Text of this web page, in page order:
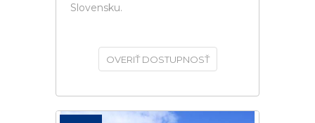
Slovensku.
OVERIŤ DOSTUPNOSŤ